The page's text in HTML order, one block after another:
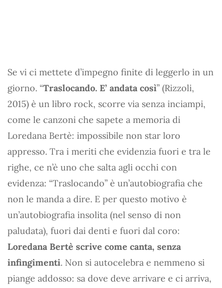
Se vi ci mettete d’impegno finite di leggerlo in un
giorno. “Traslocando. E’ andata così” (Rizzoli,
2015) è un libro rock, scorre via senza inciampi,
come le canzoni che sapete a memoria di
Loredana Bertè: impossibile non star loro
appresso. Tra i meriti che evidenzia fuori e tra le
righe, ce n’è uno che salta agli occhi con
evidenza: “Traslocando” è un’autobiografia che
non le manda a dire. E per questo motivo è
un’autobiografia insolita (nel senso di non
paludata), fuori dai denti e fuori dal coro:
Loredana Bertè scrive come canta, senza
infingimenti. Non si autocelebra e nemmeno si
piange addosso: sa dove deve arrivare e ci arriva,